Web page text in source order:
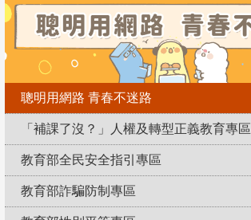
聰明用網路 青春不迷路
「補課了沒？」人權及轉型正義教育專區
教育部全民安全指引專區
教育部詐騙防制專區